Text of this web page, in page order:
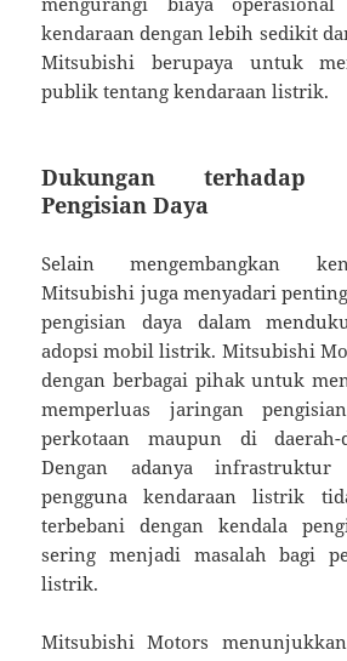
kendaraan dengan lebih sedikit
Mitsubishi berupaya untuk
publik tentang kendaraan listrik.
Dukungan terhadap
Pengisian Daya
Selain mengembangkan
Mitsubishi juga menyadari
pengisian daya dalam
adopsi mobil listrik. Mitsubishi
dengan berbagai pihak untuk
memperluas jaringan
perkotaan maupun di daerah-
Dengan adanya infrastruktur
pengguna kendaraan listrik
terbebani dengan kendala
sering menjadi masalah bagi
listrik.
Mitsubishi Motors